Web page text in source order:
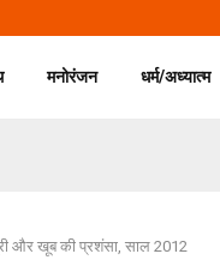
मनोरंजन धर्म/अध्यात्म
और खूब की प्रशंसा, साल 2012